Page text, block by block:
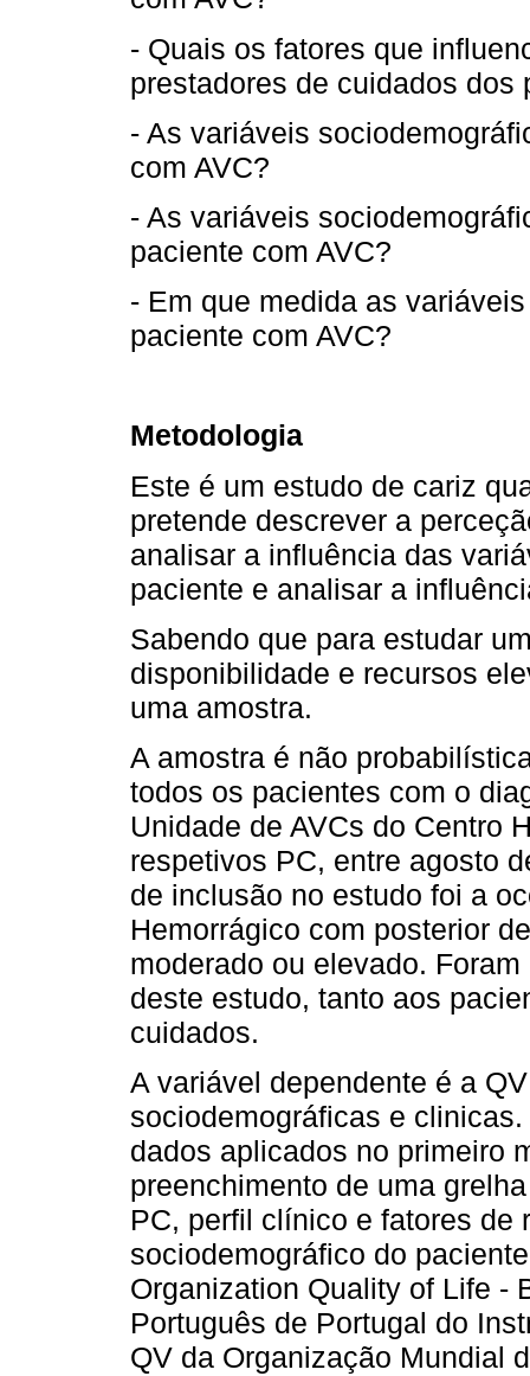
- Quais os fatores que
prestadores de cuidados dos
- As variáveis
com AVC?
- As variáveis
paciente com AVC?
- Em que medida as
paciente com AVC?
Metodologia
Este é um estudo de cariz
pretende descrever a
analisar a influência das
paciente e analisar a
Sabendo que para estudar
disponibilidade e recursos
uma amostra.
A amostra é não
todos os pacientes com o
Unidade de AVCs do Centro
respetivos PC, entre agosto
de inclusão no estudo foi a
Hemorrágico com posterior
moderado ou elevado.
deste estudo, tanto aos
cuidados.
A variável dependente é a
sociodemográficas e
dados aplicados no primeiro
preenchimento de uma
PC, perfil clínico e fatores de
sociodemográfico do
Organization Quality of Life -
Português de Portugal do
QV da Organização Mundial